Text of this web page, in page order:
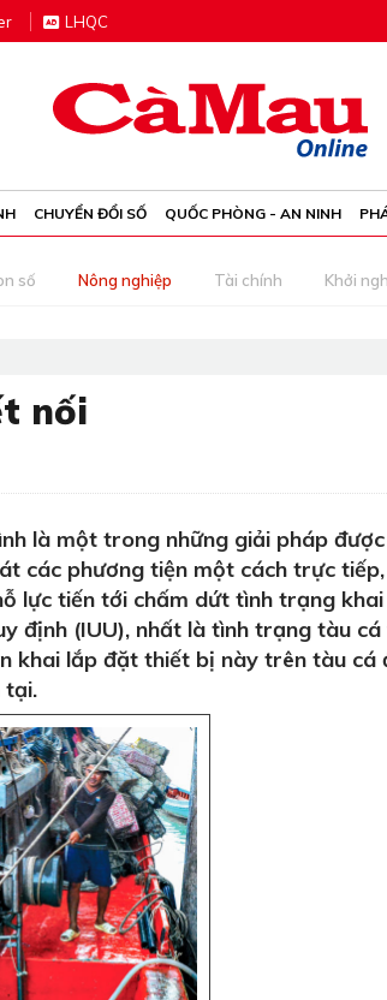
LHQC
CHUYỂN ĐỔI SỐ QUỐC PHÒNG - AN NINH
số Nông nghiệp Tài chính Khởi
nối
là một trong những giải pháp
các phương tiện một cách trực
lực tiến tới chấm dứt tình trạng
định (IUU), nhất là tình trạng tàu
khai lắp đặt thiết bị này trên tàu cá
tại.